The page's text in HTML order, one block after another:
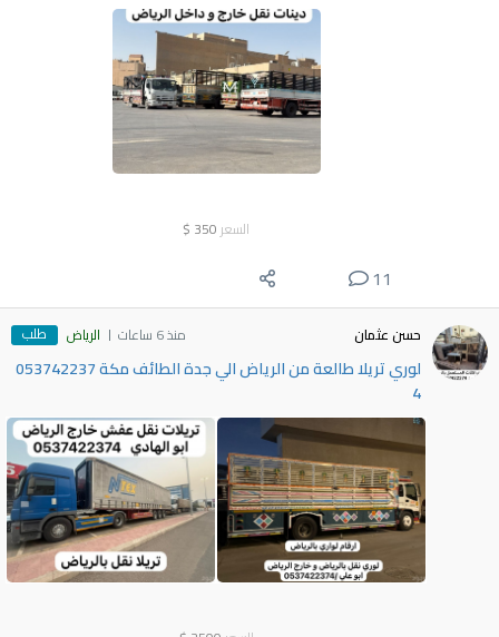
السعر 350
$
11
حسن عثمان منذ 6 ساعات الرياض طلب
لوري تريلا طالعة من الرياض الي جدة الطائف مكة 053742237
4